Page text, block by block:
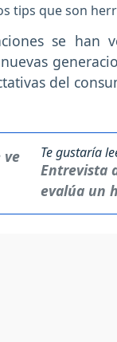
tips que son
se han
del
Te gustaría
Entrevista
evalúa un